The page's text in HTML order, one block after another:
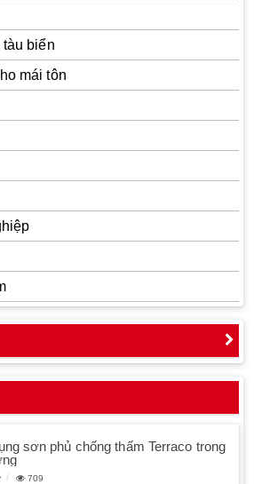
biển
mái tôn
sơn phủ chống thấm Terraco trong
709